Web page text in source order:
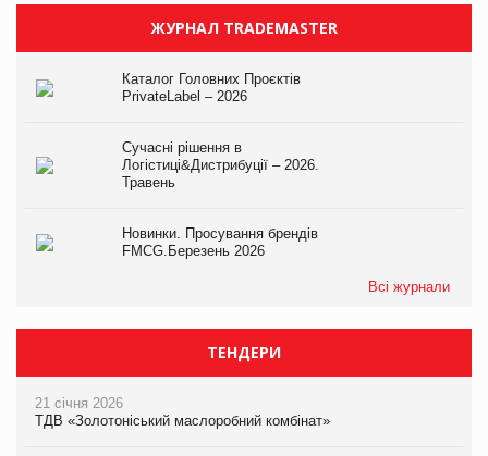
ЖУРНАЛ TRADEMASTER
Каталог Головних Проєктів
PrivateLabel – 2026
Сучасні рішення в
Логістиці&Дистрибуції – 2026.
Травень
Новинки. Просування брендів
FMCG.Березень 2026
Всі журнали
ТЕНДЕРИ
21 січня 2026
ТДВ «Золотоніський маслоробний комбінат»